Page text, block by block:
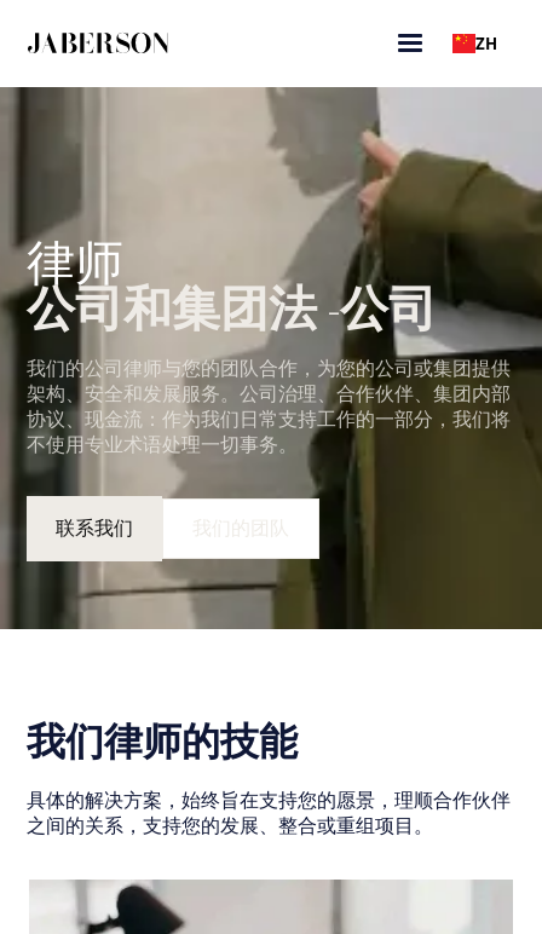
ZH
律师
公司和集团法 -公司
我们的公司律师与您的团队合作，为您的公司或集团提供
架构、安全和发展服务。公司治理、合作伙伴、集团内部
协议、现金流：作为我们日常支持工作的一部分，我们将
不使用专业术语处理一切事务。
联系我们 我们的团队
我们律师的技能
具体的解决方案，始终旨在支持您的愿景，理顺合作伙伴
之间的关系，支持您的发展、整合或重组项目。